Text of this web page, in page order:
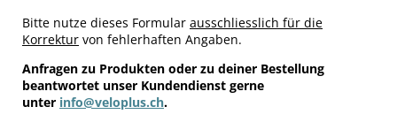
Bitte nutze dieses Formular ausschliesslich für die
Korrektur von fehlerhaften Angaben.
Anfragen zu Produkten oder zu deiner Bestellung
beantwortet unser Kundendienst gerne
unter info@veloplus.ch.